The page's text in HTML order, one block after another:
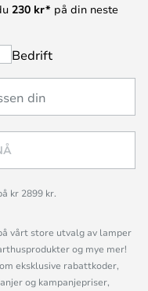
230 kr* på din neste
Bedrift
kr 2899 kr.
vårt store utvalg av lamper
og mye mer!
eksklusive rabattkoder,
og kampanjepriser,